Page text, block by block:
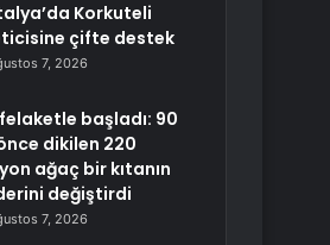
Korkuteli
çifte destek
7, 2026
başladı: 90
dikilen 220
ağaç bir kıtanın
değiştirdi
7, 2026